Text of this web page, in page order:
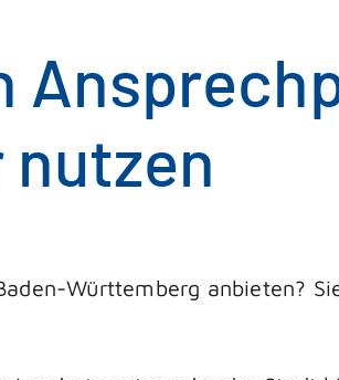
Württemberg anbieten?